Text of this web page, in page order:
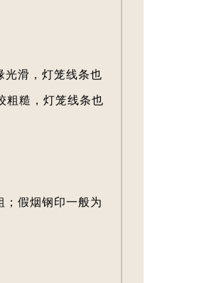
光滑，灯笼线条也
粗糙，灯笼线条也
；假烟钢印一般为